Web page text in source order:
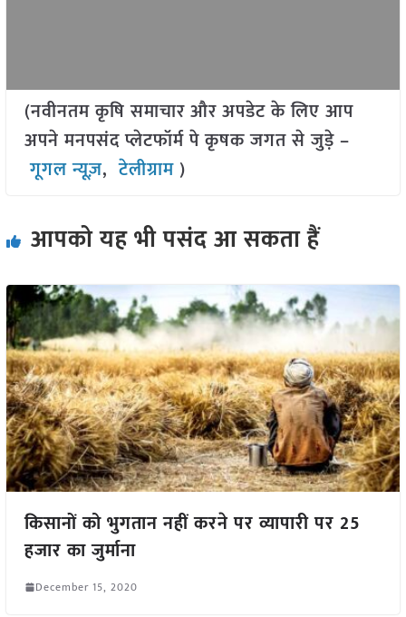
(नवीनतम कृषि समाचार और अपडेट के लिए आप
अपने मनपसंद प्लेटफॉर्म पे कृषक जगत से जुड़े –
गूगल न्यूज़,टेलीग्राम )
आपको यह भी पसंद आ सकता हैं
किसानों को भुगतान नहीं करने पर व्यापारी पर 25
हजार का जुर्माना
December 15, 2020